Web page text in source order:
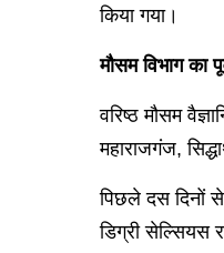
किया गया।
मौसम विभाग का
वरिष्ठ मौसम
महाराजगंज,
पिछले दस दिनों
डिग्री सेल्सियस